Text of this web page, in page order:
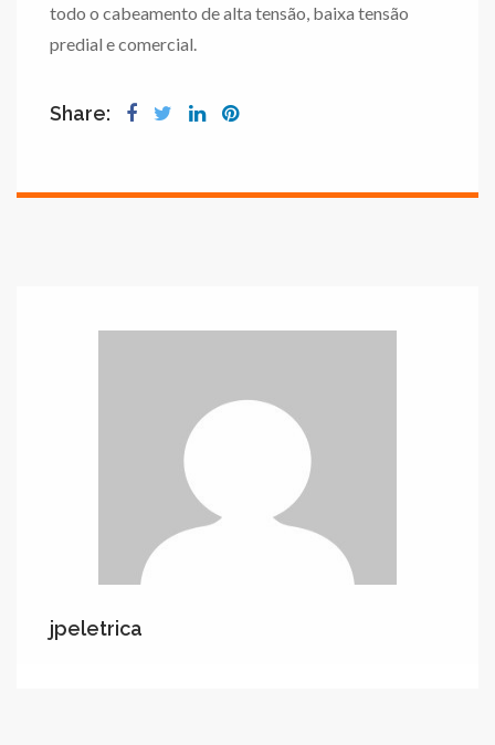
todo o cabeamento de alta tensão, baixa tensão
predial e comercial.
Share:
jpeletrica